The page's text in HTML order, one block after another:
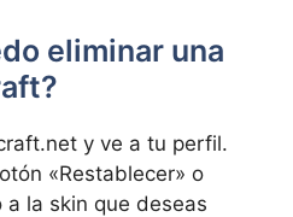
eliminar una
y ve a⁢ tu perfil.
«Restablecer» o
a la ⁢skin‌ que deseas‍